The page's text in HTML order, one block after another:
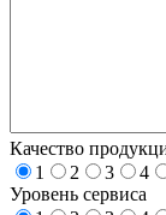
Качество
1
2 3 4
Уровень сервиса